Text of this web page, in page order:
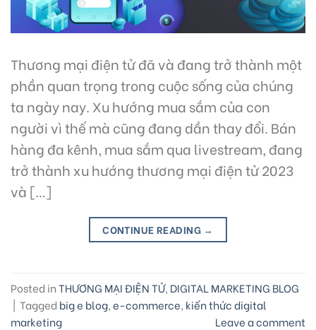
Thương mại điện tử đã và đang trở thành một
phần quan trọng trong cuộc sống của chúng
ta ngày nay. Xu hướng mua sắm của con
người vì thế mà cũng đang dần thay đổi. Bán
hàng đa kênh, mua sắm qua livestream, đang
trở thành xu hướng thương mại điện tử 2023
và […]
CONTINUE READING →
Posted inTHƯƠNG MẠI ĐIỆN TỬ, DIGITAL MARKETING BLOG
| Tagged big e blog,e-commerce, kiến thức digital
marketing
Leave a comment